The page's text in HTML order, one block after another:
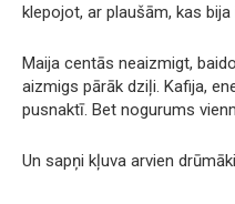
klepojot, ar plaušām, kas
Maija centās neaizmigt,
aizmigs pārāk dziļi. Kafija,
pusnaktī. Bet nogurums
Un sapņi kļuva arvien